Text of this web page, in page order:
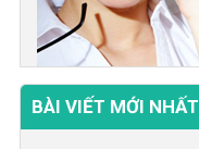
BÀI VIẾT MỚI NHẤT